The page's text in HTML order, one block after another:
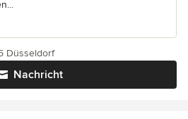
Nachricht
Düsseldorf